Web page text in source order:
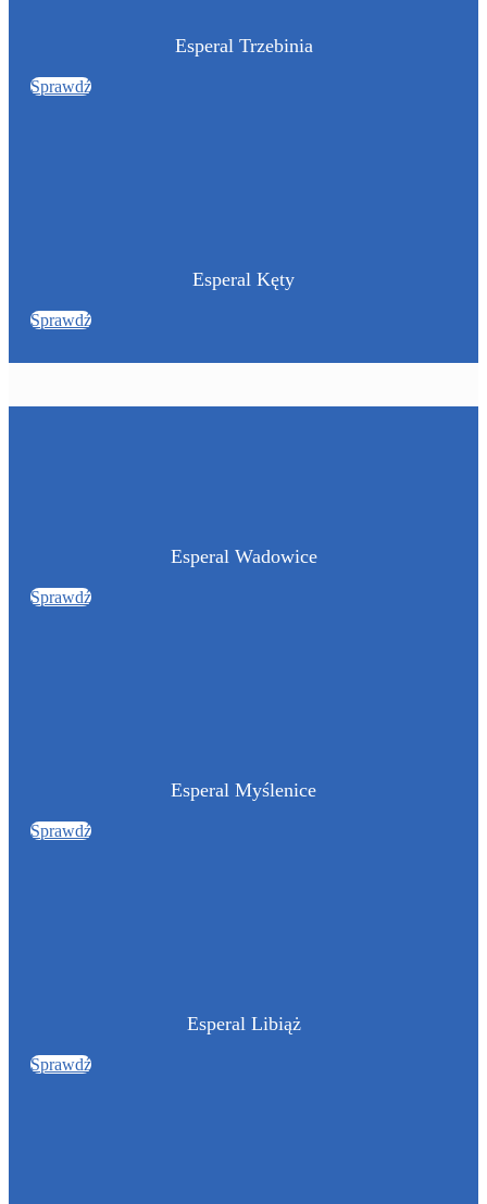
Esperal Trzebinia
Sprawdź
Esperal Kęty
Sprawdź
Esperal Wadowice
Sprawdź
Esperal Myślenice
Sprawdź
Esperal Libiąż
Sprawdź